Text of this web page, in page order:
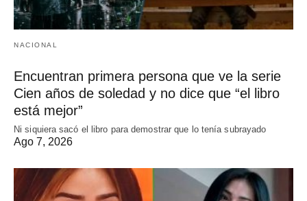
NACIONAL
Encuentran primera persona que ve la serie
Cien años de soledad y no dice que “el libro
está mejor”
Ni siquiera sacó el libro para demostrar que lo tenía subrayado
Ago 7, 2026